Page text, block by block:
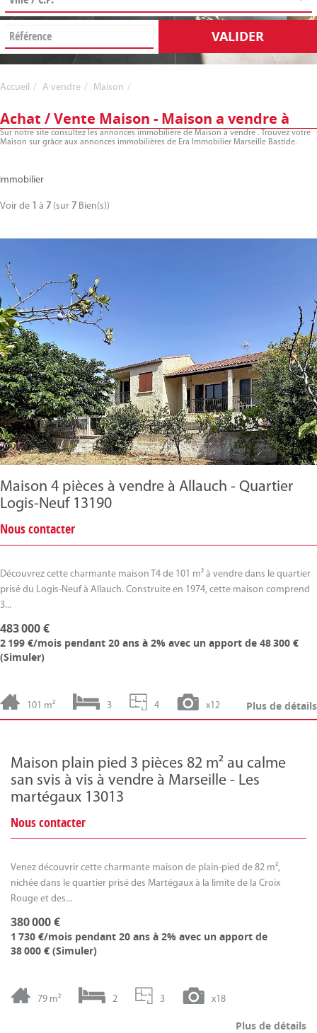
VALIDER
Accueil A vendre Maison
Achat / Vente Maison - Maison a vendre à
Sur notre site consultez les annonces immobilière de Maison à vendre . Trouvez votre
Maison sur grâce aux annonces immobilières de Era Immobilier Marseille Bastide.
Voir de 1 à 7 (sur 7 Bien(s))
Maison 4 pièces à vendre à Allauch - Quartier
Logis-Neuf 13190
Nous contacter
Découvrez cette charmante maison T4 de 101 m² à vendre dans le quartier
prisé du Logis-Neuf à Allauch. Construite en 1974, cette maison comprend
3...
483 000 €
2 199 €/mois pendant 20 ans à 2% avec un apport de 48 300 €
(Simuler)
101 m² 3 4 x12 Plus de détails
Maison plain pied 3 pièces 82 m² au calme
san svis à vis à vendre à Marseille - Les
martégaux 13013
Nous contacter
Venez découvrir cette charmante maison de plain-pied de 82 m²,
nichée dans le quartier prisé des Martégaux à la limite de la Croix
Rouge et des...
380 000 €
1 730 €/mois pendant 20 ans à 2% avec un apport de
38 000 € (Simuler)
79 m² 2 3 x18
Plus de détails